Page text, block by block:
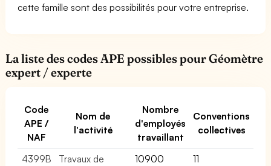
cette famille sont des possibilités pour votre entreprise.
La liste des codes APE possibles pour Géomètre
expert / experte
Code
APE /
NAF
Nom de
l'activité
Nombre
d'employés
travaillant
Conventions
collectives
4399B
Travaux de
10900
11